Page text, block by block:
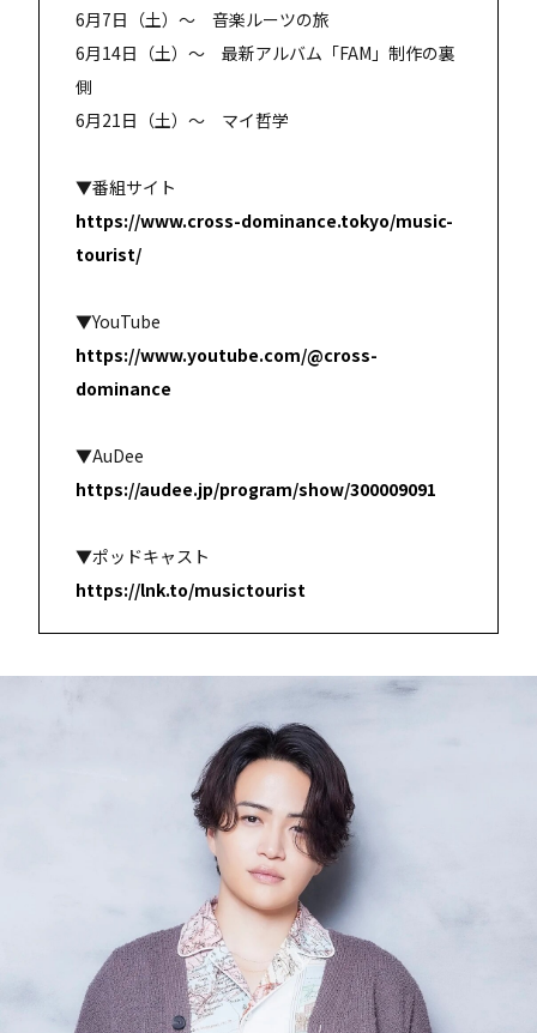
6月7日（土）～ 音楽ルーツの旅
6月14日（土）～ 最新アルバム「FAM」制作の裏
側
6月21日（土）～ マイ哲学
▼番組サイト
https://www.cross-dominance.tokyo/music-
tourist/
▼YouTube
https://www.youtube.com/@cross-
dominance
▼AuDee
https://audee.jp/program/show/300009091
▼ポッドキャスト
https://lnk.to/musictourist